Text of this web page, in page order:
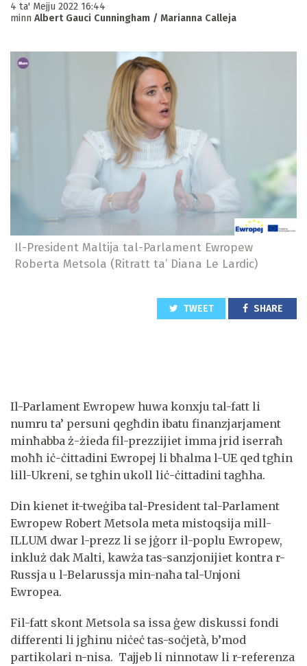
4 ta' Mejju 2022 16:44
minn Albert Gauci Cunningham / Marianna Calleja
Il-President Maltija tal-Parlament Ewropew
Roberta Metsola (Ritratt ta’ Diana Le Lardic)
TWEET SHARE
Il-Parlament Ewropew huwa konxju tal-fatt li
numru ta’ persuni qegħdin ibatu finanzjarjament
minħabba ż-żieda fil-prezzijiet imma jrid iserraħ
moħħ iċ-ċittadini Ewropej li bħalma l-UE qed tgħin
lill-Ukreni, se tgħin ukoll liċ-ċittadini tagħha.
Din kienet it-tweġiba tal-President tal-Parlament
Ewropew Robert Metsola meta mistoqsija mill-
ILLUM dwar l-prezz li se jġorr il-poplu Ewropew,
inkluż dak Malti, kawża tas-sanzjonijiet kontra r-
Russja u l-Belarussja min-naħa tal-Unjoni
Ewropea.
Fil-fatt skont Metsola sa issa ġew diskussi fondi
differenti li jgħinu niċeċ tas-soċjetà, b’mod
partikolari n-nisa. Tajjeb li ninnotaw li r-referenza